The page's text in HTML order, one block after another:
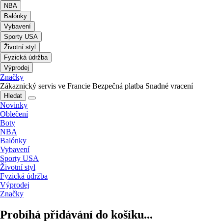
NBA
Balónky
Vybavení
Sporty USA
Životní styl
Fyzická údržba
Výprodej
Značky
Zákaznický servis ve Francie Bezpečná platba Snadné vracení
Hledat
Novinky
Oblečení
Boty
NBA
Balónky
Vybavení
Sporty USA
Životní styl
Fyzická údržba
Výprodej
Značky
Probíhá přidávání do košíku...